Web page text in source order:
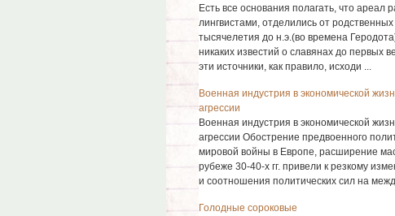
Есть все основания полагать, что ареал
лингвистами, отделились от
тысячелетия до н.э.(во времена
никаких известий о славянах до первых
эти источники, как правило, исходи ...
Военная индустрия в экономической
агрессии
Военная индустрия в экономической
агрессии Обострение предвоенного
мировой войны в Европе, расширение
рубеже 30-40-х гг. привели к резкому
и соотношения политических сил на
Голодные сороковые